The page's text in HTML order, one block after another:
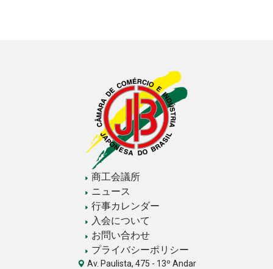
商工会議所
ニュース
行事カレンダー
入会について
お問い合わせ
プライバシーポリシー
Av. Paulista, 475 - 13º Andar